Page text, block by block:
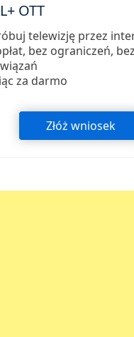
OTT
telewizję przez
bez ograniczeń, bez
za darmo
Złóż wniosek